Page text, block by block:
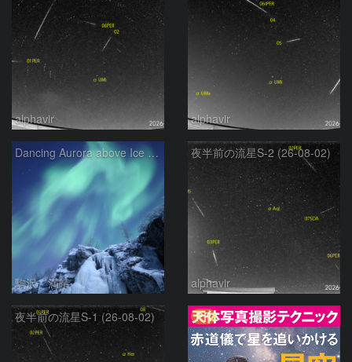
alphavir alphavir
Dancing Aurora above Ice Fall
駒沢 満晴
夜半前の流星S-2 (26-08-02)
alphavir
夜半前の流星S-1 (26-08-02) PR